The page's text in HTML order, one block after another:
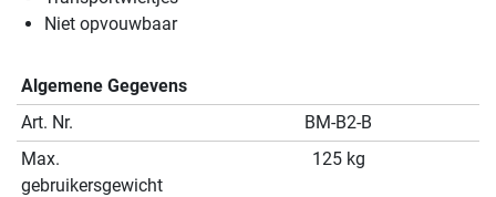
Niet opvouwbaar
Algemene Gegevens
Art. Nr.
BM-B2-B
Max.
gebruikersgewicht
125 kg